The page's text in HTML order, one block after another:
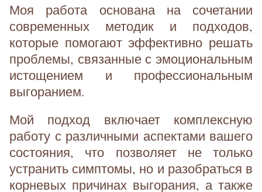
Моя работа основана на сочетании
современных методик и подходов,
которые помогают эффективно решать
проблемы, связанные с эмоциональным
истощением и профессиональным
выгоранием.
Мой подход включает комплексную
работу с различными аспектами вашего
состояния, что позволяет не только
устранить симптомы, но и разобраться в
корневых причинах выгорания, а также